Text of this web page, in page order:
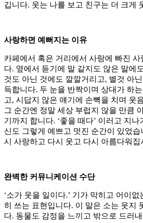
깁니다. 웃는 나를 보고 친구는 더 크게
사랑하면 예뻐지는 이유
카페에서 혹은 거리에서 사랑에 빠진 사
다. 옆에서 듣기에 말 같지도 않은 말에
것도 아닌 것에도 깔깔거리고, 별것 아
득합니다. 두 눈을 반짝이며 상대가 하
고, 시답지 않은 얘기에 손뼉을 치며 웃
그 순간엔 정말 세상 부럽지 않을 만큼
기까지 합니다. ‘좋을 때다’ 이러고 지
신도 그렇게 예쁘고 멋진 순간이 있었
시 사랑하고 다시 웃고 다시 아름다워집
완벽한 커뮤니케이션 수단
‘소가 웃을 일이다.’ 기가 막히고 어이
히 쓰는 표현입니다. 이 말은 소는 웃지
다. 동물도 감정을 느끼고 밖으로 드러